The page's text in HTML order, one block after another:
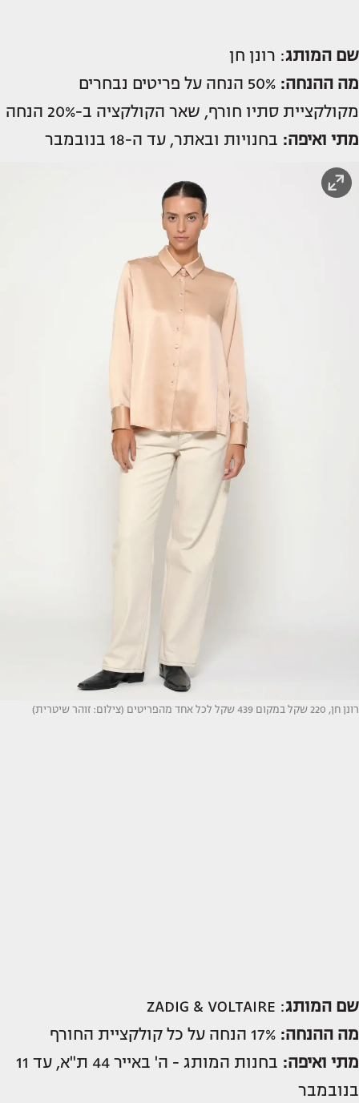
שם המותג: רונן חן
מה ההנחה:
50% הנחה על פריטים נבחרים
מקולקציית סתיו חורף, שאר הקולקציה ב-20% הנחה
מתי ואיפה: בחנויות ובאתר, עד ה-18 בנובמבר
רונן חן, 220 שקל במקום 439 שקל לכל אחד מהפריטים (צילום: זוהר שיטרית)
שם המותג: ZADIG & VOLTAIRE‏
מה ההנחה:
מתי ואיפה:
בחנות המותג - ה' באייר 44 ת"א, עד 11
בנובמבר